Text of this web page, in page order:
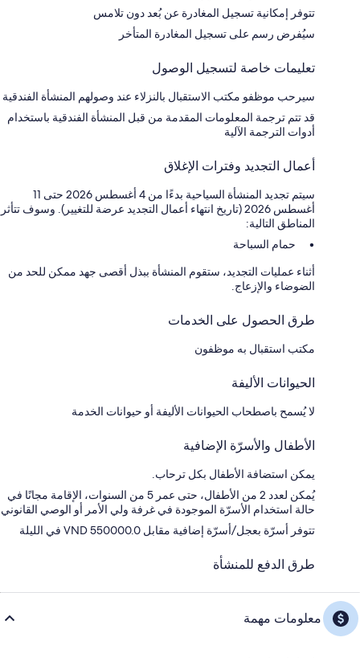
تتوفر إمكانية تسجيل المغادرة عن بُعد دون تلامس
سيُفرض رسم على تسجيل المغادرة المتأخر
تعليمات خاصة لتسجيل الوصول
سيرحب موظفو مكتب الاستقبال بالنزلاء عند وصولهم المنشأة الفندقية
قد تتم ترجمة المعلومات المقدمة من قبل المنشأة الفندقية باستخدام
أدوات الترجمة الآلية
أعمال التجديد وفترات الإغلاق
سيتم تجديد المنشأة السياحية بدءًا من 4 أغسطس 2026 حتى 11
أغسطس 2026 (تاريخ انتهاء أعمال التجديد عرضة للتغيير). وسوف تتأثر
المناطق التالية:
حمام السباحة
أثناء عمليات التجديد، ستقوم المنشأة ببذل أقصى جهد ممكن للحد من
الضوضاء والإزعاج.
طرق الحصول على الخدمات
مكتب استقبال به موظفون
الحيوانات الأليفة
لا يُسمح باصطحاب الحيوانات الأليفة أو حيوانات الخدمة
الأطفال والأسرّة الإضافية
يمكن استضافة الأطفال بكل ترحاب.
يُمكن لعدد 2 من الأطفال، حتى عمر 5 من السنوات، الإقامة مجانًا في
حالة استخدام الأسرّة الموجودة في غرفة ولي الأمر أو الوصي القانوني
تتوفر أسرّة بعجل/أسرّة إضافية مقابل VND 550000.0 في الليلة
طرق الدفع للمنشأة
معلومات مهمة